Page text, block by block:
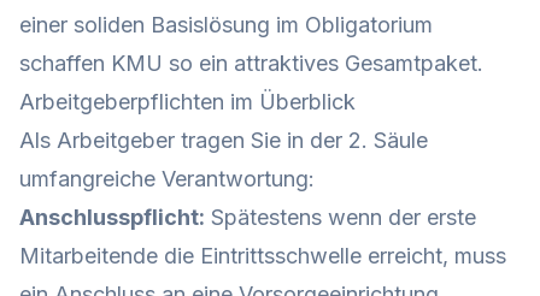
einer soliden Basislösung im Obligatorium
schaffen KMU so ein attraktives Gesamtpaket.
Arbeitgeberpflichten im Überblick
Als Arbeitgeber tragen Sie in der 2. Säule
umfangreiche Verantwortung:
Anschlusspflicht: Spätestens wenn der erste
Mitarbeitende die Eintrittsschwelle erreicht, muss